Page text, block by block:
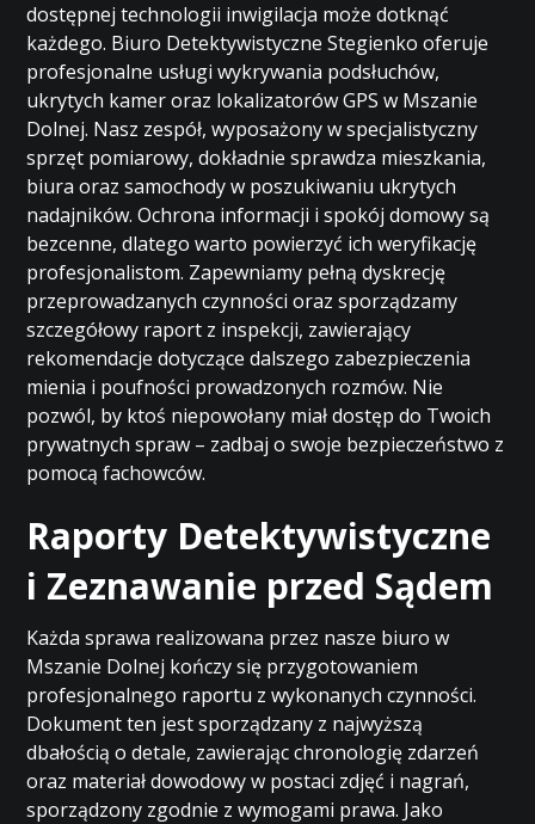
dostępnej technologii inwigilacja może dotknąć
każdego. Biuro Detektywistyczne Stegienko oferuje
profesjonalne usługi wykrywania podsłuchów,
ukrytych kamer oraz lokalizatorów GPS w Mszanie
Dolnej. Nasz zespół, wyposażony w specjalistyczny
sprzęt pomiarowy, dokładnie sprawdza mieszkania,
biura oraz samochody w poszukiwaniu ukrytych
nadajników. Ochrona informacji i spokój domowy są
bezcenne, dlatego warto powierzyć ich weryfikację
profesjonalistom. Zapewniamy pełną dyskrecję
przeprowadzanych czynności oraz sporządzamy
szczegółowy raport z inspekcji, zawierający
rekomendacje dotyczące dalszego zabezpieczenia
mienia i poufności prowadzonych rozmów. Nie
pozwól, by ktoś niepowołany miał dostęp do Twoich
prywatnych spraw – zadbaj o swoje bezpieczeństwo z
pomocą fachowców.
Raporty Detektywistyczne
i Zeznawanie przed Sądem
Każda sprawa realizowana przez nasze biuro w
Mszanie Dolnej kończy się przygotowaniem
profesjonalnego raportu z wykonanych czynności.
Dokument ten jest sporządzany z najwyższą
dbałością o detale, zawierając chronologię zdarzeń
oraz materiał dowodowy w postaci zdjęć i nagrań,
sporządzony zgodnie z wymogami prawa. Jako